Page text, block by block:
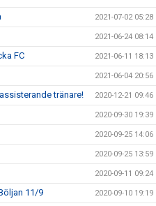
2021-07-02 05:28
2021-06-24 08:14
FC 2021-06-11 18:13
2021-06-04 20:56
tränare! 2020-12-21 09:46
2020-09-30 19:39
2020-09-25 14:06
2020-09-25 13:59
2020-09-11 09:24
11/9 2020-09-10 19:19